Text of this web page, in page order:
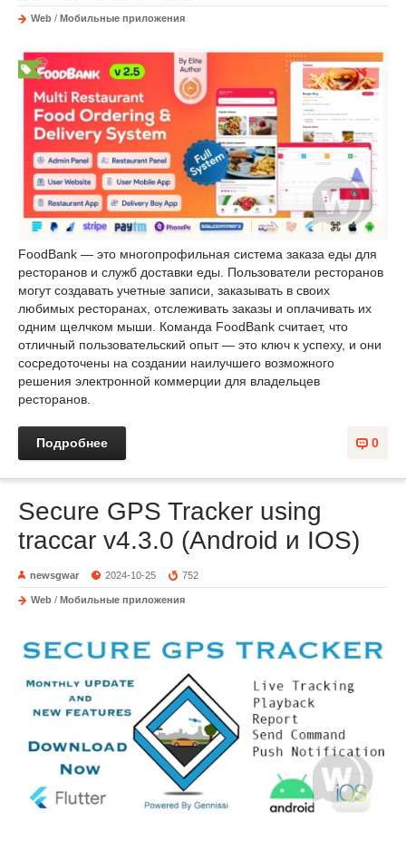
Web / Мобильные приложения
FoodBank — это многопрофильная система заказа еды для
ресторанов и служб доставки еды. Пользователи ресторанов
могут создавать учетные записи, заказывать в своих
любимых ресторанах, отслеживать заказы и оплачивать их
одним щелчком мыши. Команда FoodBank считает, что
отличный пользовательский опыт — это ключ к успеху, и они
сосредоточены на создании наилучшего возможного
решения электронной коммерции для владельцев
ресторанов.
0
Подробнее
Secure GPS Tracker using
traccar v4.3.0 (Android и IOS)
newsgwar 2024-10-25 752
Web / Мобильные приложения